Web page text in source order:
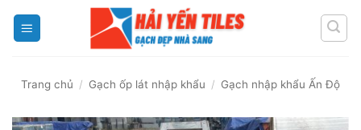
Trang chủ / Gạch ốp lát nhập khẩu / Gạch nhập khẩu Ấn Độ